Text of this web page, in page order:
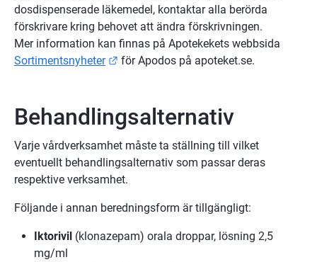
dosdispenserade läkemedel, kontaktar alla berörda
förskrivare kring behovet att ändra förskrivningen.
Sortimentsnyheter
Länk till annan webbplats.
för Apodos på apoteket.se.
Behandlingsalternativ
Varje vårdverksamhet måste ta ställning till vilket
eventuellt behandlingsalternativ som passar deras
respektive verksamhet.
Följande i annan beredningsform är tillgängligt:
Iktorivil (klonazepam) orala droppar, lösning 2,5
mg/ml